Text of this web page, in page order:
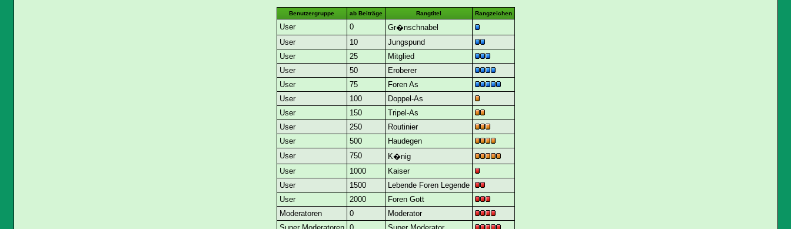
Benutzergruppe ab Beiträge Rangtitel Rangzeichen
User 0
Gr�nschnabel
User
10
Jungspund
User
25
Mitglied
User
50
Eroberer
User
75
Foren As
User
100
Doppel-As
User
150
Tripel-As
User
250
Routinier
User
500
Haudegen
User
750
K�nig
User
1000
Kaiser
User
1500
Lebende Foren Legende
User
2000
Foren Gott
Moderatoren
0
Moderator